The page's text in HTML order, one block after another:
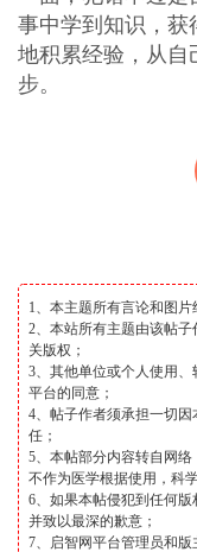
事中学到知识，获
地积累经验，从自
步。
1、本主题所有言论和图
2、本站所有主题由该帖
关版权；
3、其他单位或个人使用
平台的同意；
4、帖子作者须承担一切
任；
5、本帖部分内容转自网
不作为医学根据使用，科
6、如果本帖侵犯到任何
并致以最深的歉意；
7、启智网平台管理员和版